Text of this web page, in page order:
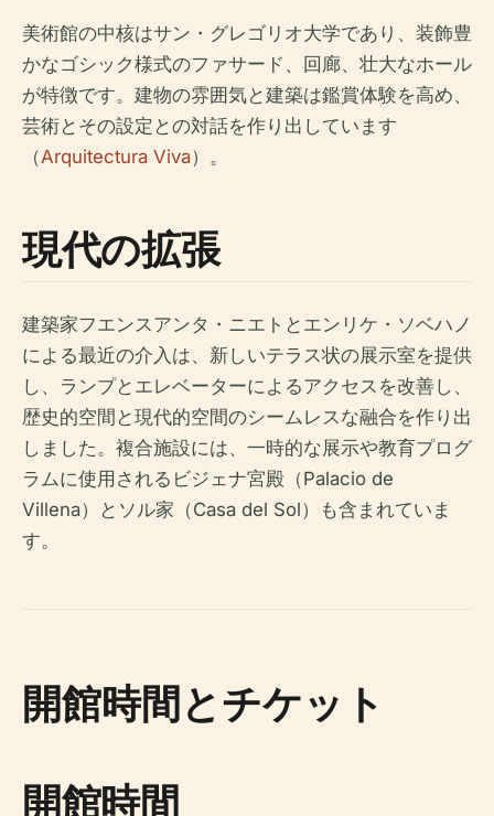
美術館の中核はサン・グレゴリオ大学であり、装飾豊
かなゴシック様式のファサード、回廊、壮大なホール
が特徴です。建物の雰囲気と建築は鑑賞体験を高め、
芸術とその設定との対話を作り出しています
（Arquitectura Viva）。
現代の拡張
建築家フエンスアンタ・ニエトとエンリケ・ソベハノ
による最近の介入は、新しいテラス状の展示室を提供
し、ランプとエレベーターによるアクセスを改善し、
歴史的空間と現代的空間のシームレスな融合を作り出
しました。複合施設には、一時的な展示や教育プログ
ラムに使用されるビジェナ宮殿（Palacio de
Villena）とソル家（Casa del Sol）も含まれていま
す。
開館時間とチケット
開館時間